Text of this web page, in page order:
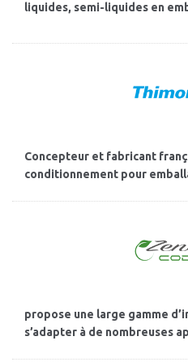
liquides, semi-liquides en
Concepteur et fabricant
conditionnement pour
propose une large gamme
s’adapter à de nombreuses